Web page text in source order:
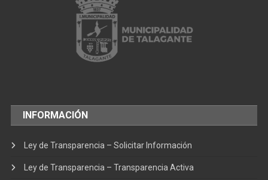
INFORMACIÓN
Ley de Transparencia – Solicitar Información
Ley de Transparencia – Transparencia Activa